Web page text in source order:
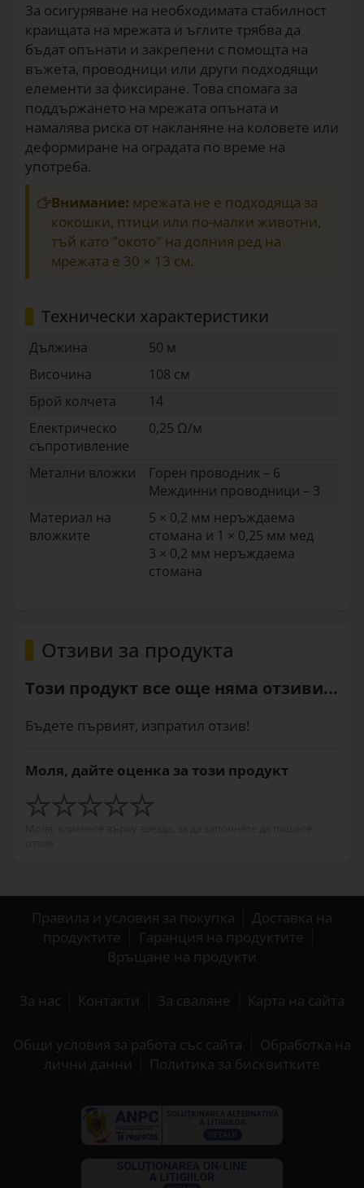
1775
Мрежа за електропастир, TitanNet,
50 м × 145 см
214€/ролка
1776
За осигуряване на необходимата стабилност
краищата на мрежата и ъглите трябва да
бъдат опънати и закрепени с помощта на
въжета, проводници или други подходящи
елементи за фиксиране. Това спомага за
поддържането на мрежата опъната и
намалява риска от накланяне на коловете или
деформиране на оградата по време на
употреба.
Внимание: мрежата не е подходяща за
кокошки, птици или по-малки животни,
тъй като "окото" на долния ред на
мрежата е 30 × 13 cм.
Технически характеристики
Дължина
50 м
Височина
108 см
Брой колчета
14
Електрическо
съпротивление
0,25 Ω/м
Метални вложки
Горен проводник – 6
Междинни проводници – 3
Материал на
вложките
5 × 0,2 мм неръждаема
стомана и 1 × 0,25 мм мед
3 × 0,2 мм неръждаема
стомана
Отзиви за продукта
Този продукт все още няма отзиви...
Бъдете първият, изпратил отзив!
Моля, дайте оценка за този продукт
Правила и условия за покупка
Доставка на
продуктите
Гаранция на продуктите
Връщане на продукти
За нас Контакти За сваляне Карта на сайта
Общи условия за работа със сайта
Обработка на
лични данни
Политика за бисквитките